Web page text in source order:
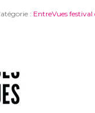
: EntreVues